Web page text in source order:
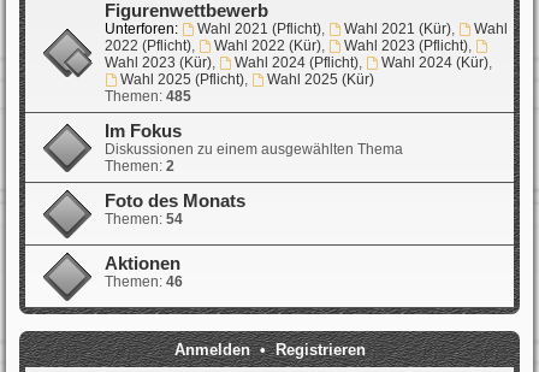
Figurenwettbewerb
Unterforen: Wahl 2021 (Pflicht), Wahl 2021 (Kür),
Wahl
2022 (Pflicht), Wahl 2022 (Kür), Wahl 2023 (Pflicht),
Wahl 2023 (Kür), Wahl 2024 (Pflicht), Wahl 2024 (Kür),
Wahl 2025 (Pflicht),
Wahl 2025 (Kür)
Themen: 485
Im Fokus
Diskussionen zu einem ausgewählten Thema
Themen: 2
Foto des Monats
Themen: 54
Aktionen
Themen: 46
Anmelden•Registrieren